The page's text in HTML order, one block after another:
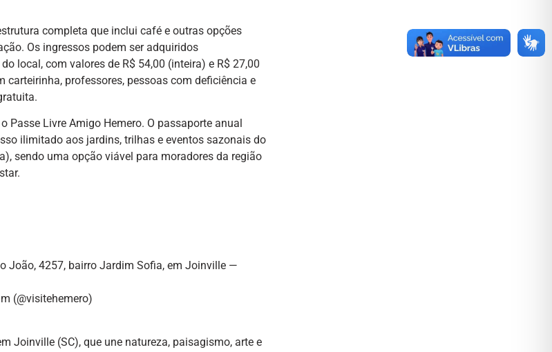
completa que inclui café e outras opções
Os ingressos podem ser adquiridos
local, com valores de R$ 54,00 (inteira) e R$ 27,00
carteirinha, professores, pessoas com deficiência e
Passe Livre Amigo Hemero. O passaporte anual
ilimitado aos jardins, trilhas e eventos sazonais do
sendo uma opção viável para moradores da região
João, 4257, bairro Jardim Sofia, em Joinville —
(@visitehemero)
Joinville (SC), que une natureza, paisagismo, arte e